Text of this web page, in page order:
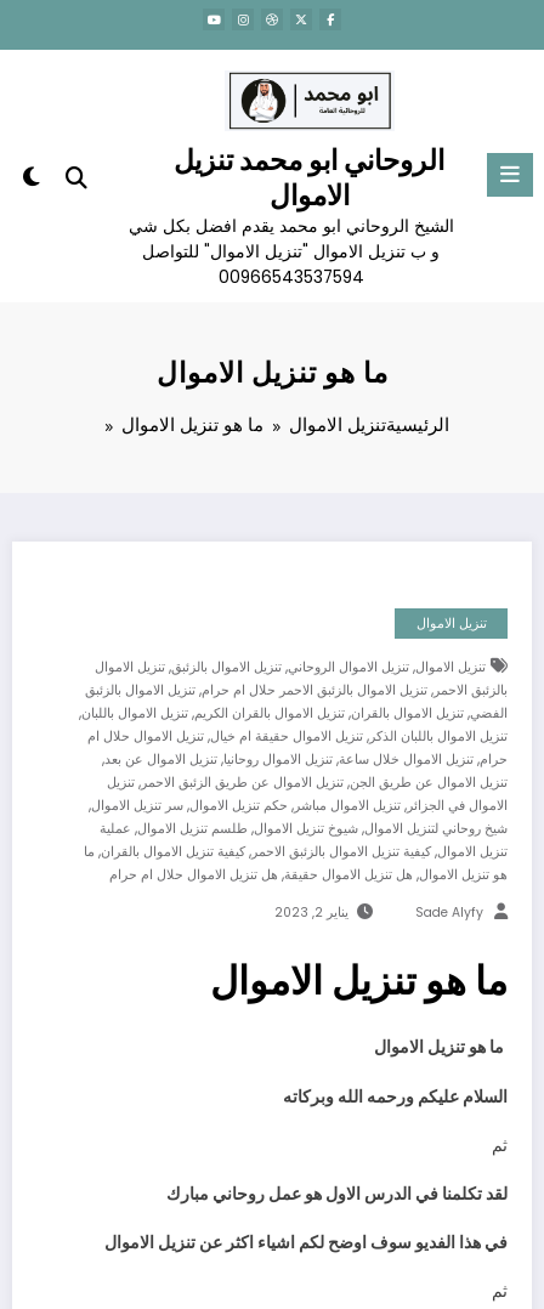
المحتوى
الروحاني ابو محمد تنزيل
الاموال
الشيخ الروحاني ابو محمد يقدم افضل بكل شي
و ب تنزيل الاموال "تنزيل الاموال" للتواصل
00966543537594
ما هو تنزيل الاموال
الرئيسيةتنزيل الاموال ما هو تنزيل الاموال
تنزيل الاموال
تنزيل الاموال, تنزيل الاموال الروحاني, تنزيل الاموال بالزئبق, تنزيل الاموال
بالزئبق الاحمر, تنزيل الاموال بالزئبق الاحمر حلال ام حرام, تنزيل الاموال بالزئبق
الفضي, تنزيل الاموال بالقران, تنزيل الاموال بالقران الكريم, تنزيل الاموال باللبان,
تنزيل الاموال باللبان الذكر, تنزيل الاموال حقيقة ام خيال, تنزيل الاموال حلال ام
حرام, تنزيل الاموال خلال ساعة, تنزيل الاموال روحانيا, تنزيل الاموال عن بعد,
تنزيل الاموال عن طريق الجن, تنزيل الاموال عن طريق الزئبق الاحمر, تنزيل
الاموال في الجزائر, تنزيل الاموال مباشر, حكم تنزيل الاموال, سر تنزيل الاموال,
شيخ روحاني لتنزيل الاموال, شيوخ تنزيل الاموال, طلسم تنزيل الاموال, عملية
تنزيل الاموال,كيفية تنزيل الاموال بالزئبق الاحمر,كيفية تنزيل الاموال بالقران, ما
هو تنزيل الاموال, هل تنزيل الاموال حقيقة, هل تنزيل الاموال حلال ام حرام
Sade Alyfy يناير 2, 2023
ما هو تنزيل الاموال
ما هو تنزيل الاموال
السلام عليكم ورحمه الله وبركاته
ثم
لقد تكلمنا في الدرس الاول هو عمل روحاني مبارك
في هذا الفديو سوف اوضح لكم اشياء اكثر عن تنزيل الاموال
ثم